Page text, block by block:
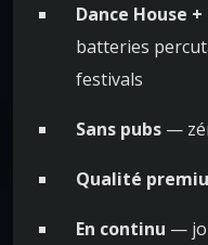
Dance House +
batteries
festivals
Sans pubs —
Qualité
En continu —